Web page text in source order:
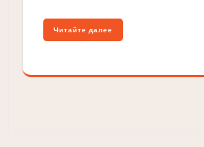
Читайте далее